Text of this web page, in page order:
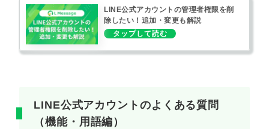
LINE公式アカウントの管理者権限を削
除したい！追加・変更も解説
LINE公式アカウントのよくある質問
（機能・用語編）